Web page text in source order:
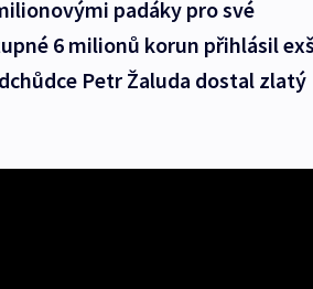
padáky pro své
6 milionů korun přihlásil
Petr Žaluda dostal zlatý